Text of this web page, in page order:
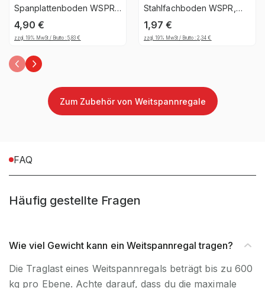
Spanplattenboden WSPR,
Einzeln, 500x500x25 mm,
Natur
4,90€
zzgl. 19% MwSt / Brutto :5,83€
Stahlfachboden WSPR,
Einzeln, 100x500x0,6 mm,
verzinkt
1,97€
zzgl. 19% MwSt / Brutto :2,34€
Zum Zubehör von Weitspannregale
FAQ
Häufig gestellte Fragen
Wie viel Gewicht kann ein Weitspannregal tragen?
Die Traglast eines Weitspannregals beträgt bis zu 600
kg pro Ebene. Achte darauf, dass du die maximale